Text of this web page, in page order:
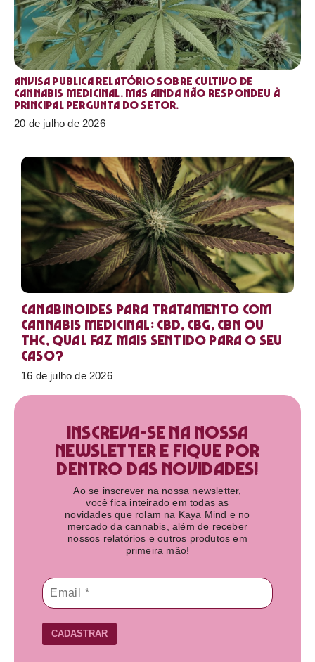
Anvisa publica relatório sobre cultivo de
Cannabis medicinal. Mas ainda não respondeu à
principal pergunta do setor.
20 de julho de 2026
Canabinoides para tratamento com
cannabis medicinal: CBD, CBG, CBN ou
THC, qual faz mais sentido para o seu
caso?
16 de julho de 2026
Inscreva-se na nossa
newsletter e fique por
dentro das novidades!​
Ao se inscrever na nossa newsletter,
você fica inteirado em todas as
novidades que rolam na Kaya Mind e no
mercado da cannabis, além de receber
nossos relatórios e outros produtos em
primeira mão!
CADASTRAR